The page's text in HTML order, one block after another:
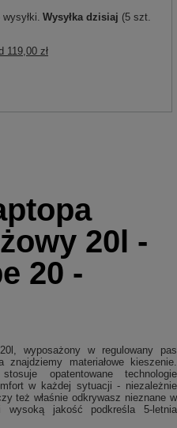
Wysyłka dzisiaj (5 szt.
119,00 zł
20l -
20 -
wyposażony w regulowany pas
materiałowe kieszenie.
opatentowane technologie
w każdej sytuacji - niezależnie
też właśnie odkrywasz nieznane w
wysoką jakość podkreśla 5-letnia